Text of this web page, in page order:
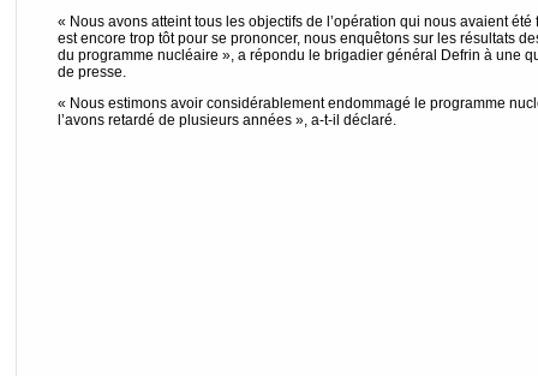
« Nous avons atteint tous les objectifs de l’opération qui nous avaient
est encore trop tôt pour se prononcer, nous enquêtons sur les résultats
du programme nucléaire », a répondu le brigadier général Defrin à une
de presse.
« Nous estimons avoir considérablement endommagé le programme
l’avons retardé de plusieurs années », a-t-il déclaré.